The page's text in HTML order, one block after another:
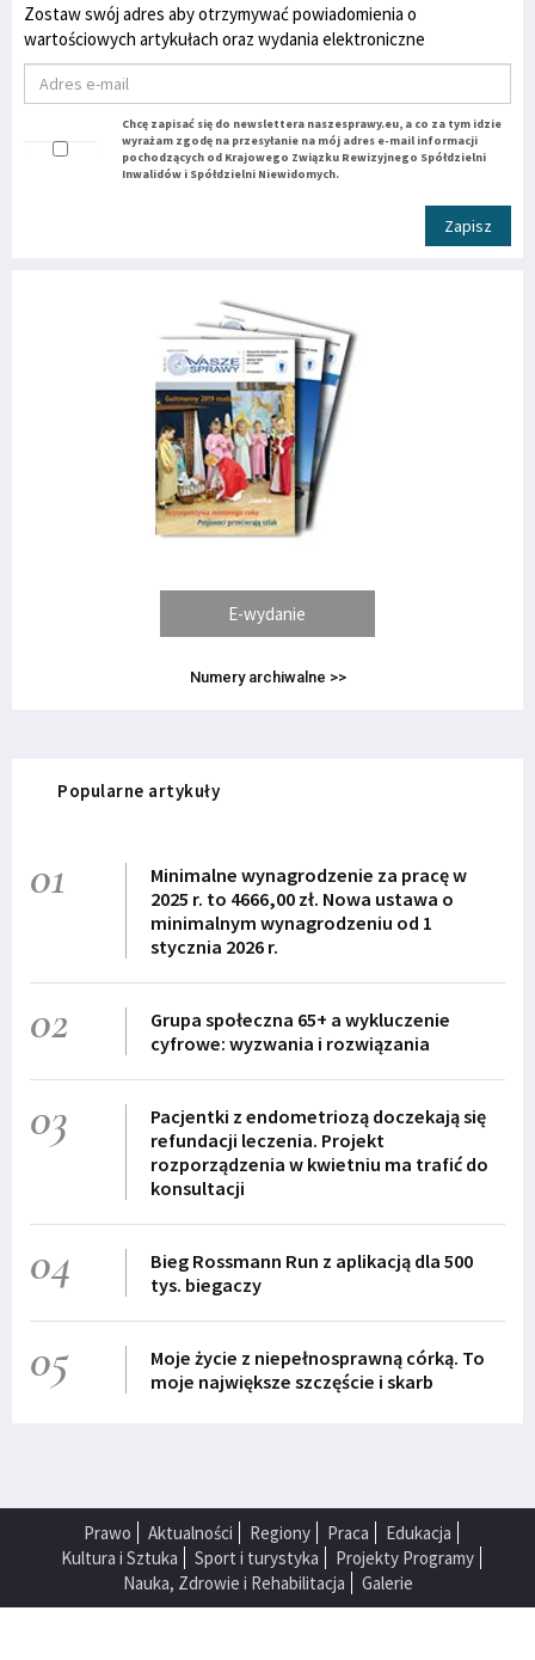
Zostaw swój adres aby otrzymywać powiadomienia o
wartościowych artykułach oraz wydania elektroniczne
Chcę zapisać się do newslettera naszesprawy.eu, a co za tym idzie
wyrażam zgodę na przesyłanie na mój adres e-mail informacji
pochodzących od Krajowego Związku Rewizyjnego Spółdzielni
Inwalidów i Spółdzielni Niewidomych.
Zapisz
E-wydanie
Numery archiwalne >>
Popularne artykuły
01
Minimalne wynagrodzenie za pracę w
2025 r. to 4666,00 zł. Nowa ustawa o
minimalnym wynagrodzeniu od 1
stycznia 2026 r.
02
Grupa społeczna 65+ a wykluczenie
cyfrowe: wyzwania i rozwiązania
03
Pacjentki z endometriozą doczekają się
refundacji leczenia. Projekt
rozporządzenia w kwietniu ma trafić do
konsultacji
04
Bieg Rossmann Run z aplikacją dla 500
tys. biegaczy
05
Moje życie z niepełnosprawną córką. To
moje największe szczęście i skarb
Prawo Aktualności Regiony Praca
Edukacja
Kultura i Sztuka
Sport i turystyka
Projekty Programy
Nauka, Zdrowie i Rehabilitacja
Galerie